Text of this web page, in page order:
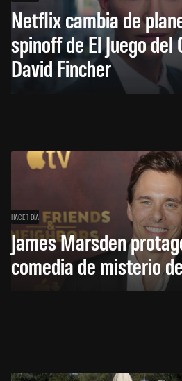
Netflix cambia de
spinoff de El Juego del
David Fincher
HACE 1 DÍA
James Marsden
comedia de misterio